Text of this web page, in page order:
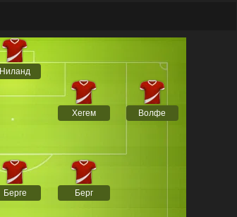
Ниланд
Хегем Волфе
Берге Берг